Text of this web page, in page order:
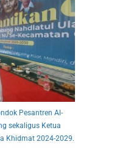
Pesantren Al-
sekaligus Ketua
Khidmat 2024-2029.